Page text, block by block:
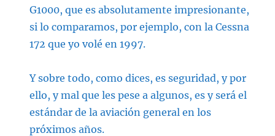
G1000, que es absolutamente impresionante,
si lo comparamos, por ejemplo, con la Cessna
172 que yo volé en 1997.
Y sobre todo, como dices, es seguridad, y por
ello, y mal que les pese a algunos, es y será el
estándar de la aviación general en los
próximos años.